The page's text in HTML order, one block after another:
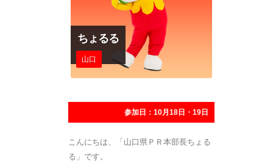
ちょるる
山口
参加日：10月18日・19日
こんにちは、「山口県ＰＲ本部長ちょる
る」です。